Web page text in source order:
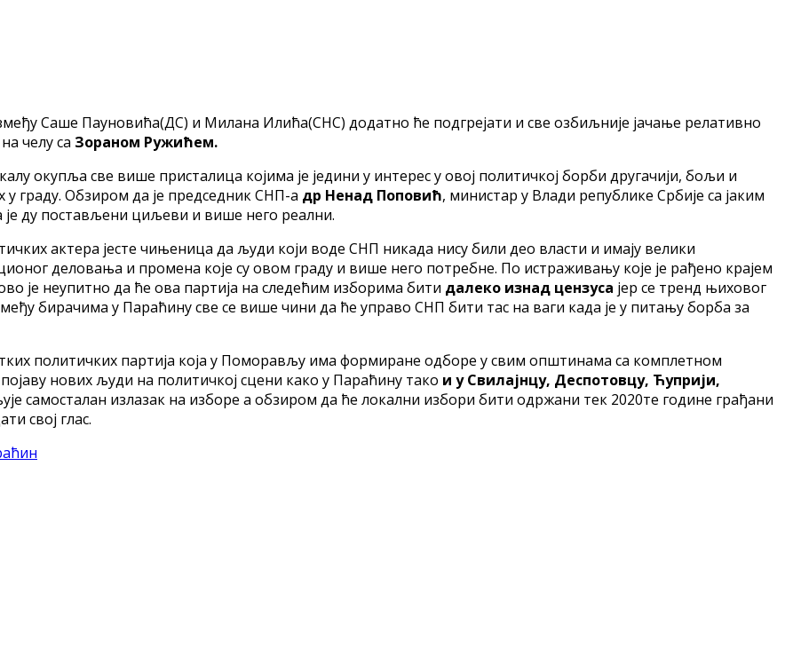
Саше Пауновића(ДС) и Милана Илића(СНС) додатно ће подгрејати и све озбиљније јачање релативно
челу са Зораном Ружићем.
окупља све више присталица којима је једини у интерес у овој политичкој борби другачији, бољи и
граду. Обзиром да је председник СНП-а др Ненад Поповић, министар у Влади републике Србије са јаким
је ду постављени циљеви и више него реални.
актера јесте чињеница да људи који воде СНП никада нису били део власти и имају велики
деловања и промена које су овом граду и више него потребне. По истраживању које је рађено крајем
је неупитно да ће ова партија на следећим изборима бити далеко изнад цензуса јер се тренд њиховог
бирачима у Параћину све се више чини да ће управо СНП бити тас на ваги када је у питању борба за
политичких партија која у Поморављу има формиране одборе у свим општинама са комплетном
нових људи на политичкој сцени како у Параћину тако и у Свилајнцу, Деспотовцу, Ћуприји,
самосталан излазак на изборе а обзиром да ће локални избори бити одржани тек 2020те године грађани
свој глас.